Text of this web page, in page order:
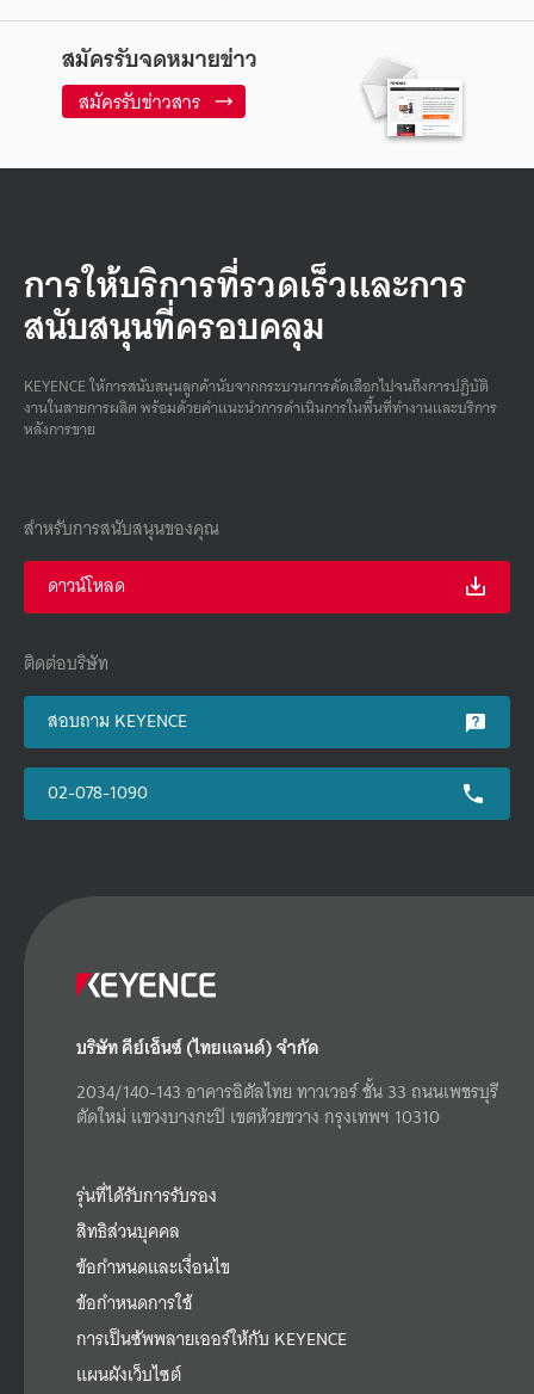
สมัครรับจดหมายข่าว
สมัครรับข่าวสาร
การให้บริการที่รวดเร็วและการ
สนับสนุนที่ครอบคลุม
KEYENCE ให้การสนับสนุนลูกค้านับจากกระบวนการคัดเลือกไปจนถึงการปฏิบัติ
งานในสายการผลิต พร้อมด้วยคําแนะนําการดําเนินการในพื้นที่ทํางานและบริการ
หลังการขาย
สำหรับการสนับสนุนของคุณ
ดาวน์โหลด
ติดต่อบริษัท
สอบถาม KEYENCE
02-078-1090
บริษัท คีย์เอ็นซ์ (ไทยแลนด์) จำกัด
2034/140-143 อาคารอิตัลไทย ทาวเวอร์ ชั้น 33 ถนนเพชรบุรี
ตัดใหม่ แขวงบางกะปิ เขตห้วยขวาง กรุงเทพฯ 10310
รุ่นที่ได้รับการรับรอง
สิทธิส่วนบุคคล
ข้อกำหนดและเงื่อนไข
ข้อกำหนดการใช้
การเป็นซัพพลายเออร์ให้กับ KEYENCE
แผนผังเว็บไซต์